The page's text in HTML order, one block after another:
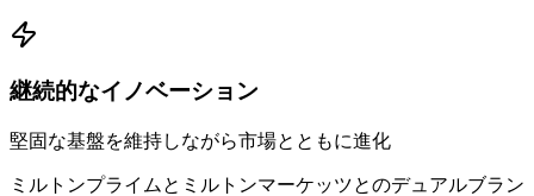
継続的なイノベーション
堅固な基盤を維持しながら市場とともに進化
ミルトンプライムとミルトンマーケッツとのデュアルブラン